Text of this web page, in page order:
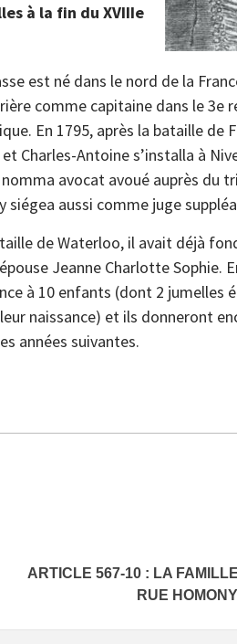
à la fin du XVIIIe
est né dans le nord de la
comme capitaine dans le 3e
En 1795, après la bataille de
Charles-Antoine s’installa à
avocat avoué auprès du
siégea aussi comme juge
de Waterloo, il avait déjà
Jeanne Charlotte Sophie.
à 10 enfants (dont 2 jumelles
naissance) et ils donneront
années suivantes.
ARTICLE 567-10 : LA
RUE